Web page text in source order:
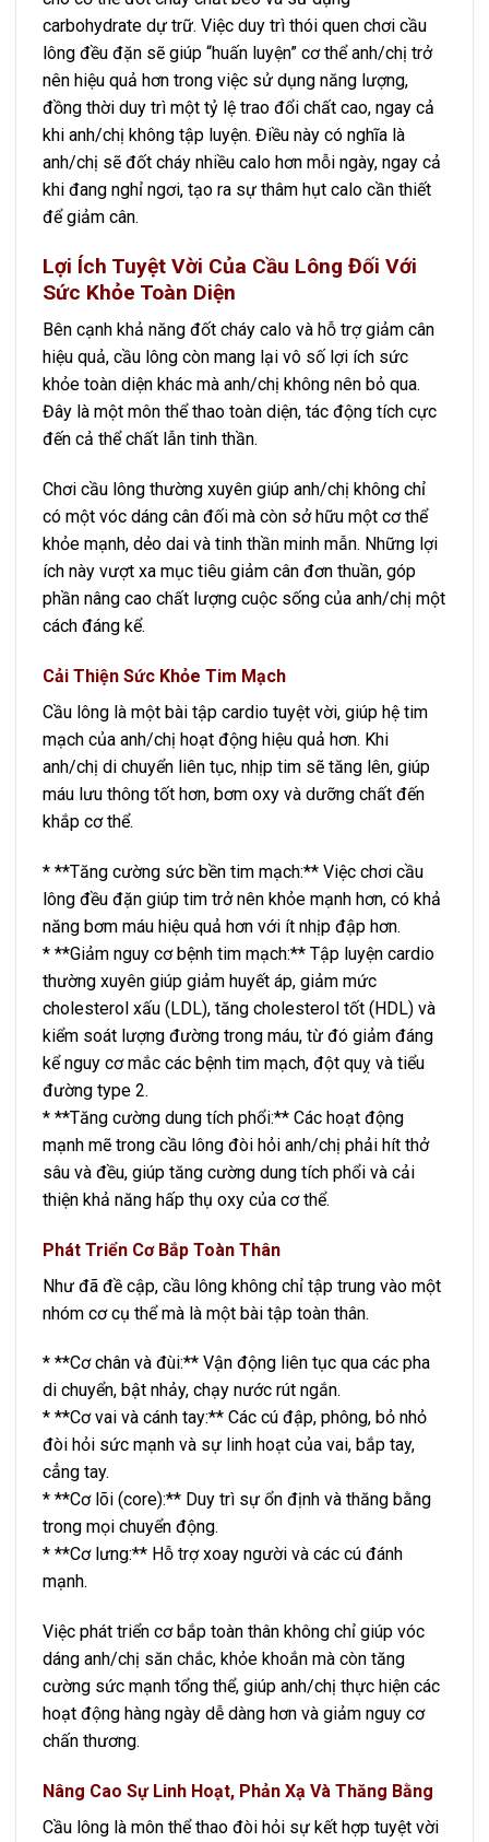
carbohydrate dự trữ. Việc duy trì thói quen chơi cầu
lông đều đặn sẽ giúp “huấn luyện” cơ thể anh/chị trở
nên hiệu quả hơn trong việc sử dụng năng lượng,
đồng thời duy trì một tỷ lệ trao đổi chất cao, ngay cả
khi anh/chị không tập luyện. Điều này có nghĩa là
anh/chị sẽ đốt cháy nhiều calo hơn mỗi ngày, ngay cả
khi đang nghỉ ngơi, tạo ra sự thâm hụt calo cần thiết
để giảm cân.
Lợi Ích Tuyệt Vời Của Cầu Lông Đối Với
Sức Khỏe Toàn Diện
Bên cạnh khả năng đốt cháy calo và hỗ trợ giảm cân
hiệu quả, cầu lông còn mang lại vô số lợi ích sức
khỏe toàn diện khác mà anh/chị không nên bỏ qua.
Đây là một môn thể thao toàn diện, tác động tích cực
đến cả thể chất lẫn tinh thần.
Chơi cầu lông thường xuyên giúp anh/chị không chỉ
có một vóc dáng cân đối mà còn sở hữu một cơ thể
khỏe mạnh, dẻo dai và tinh thần minh mẫn. Những lợi
ích này vượt xa mục tiêu giảm cân đơn thuần, góp
phần nâng cao chất lượng cuộc sống của anh/chị một
cách đáng kể.
Cải Thiện Sức Khỏe Tim Mạch
Cầu lông là một bài tập cardio tuyệt vời, giúp hệ tim
mạch của anh/chị hoạt động hiệu quả hơn. Khi
anh/chị di chuyển liên tục, nhịp tim sẽ tăng lên, giúp
máu lưu thông tốt hơn, bơm oxy và dưỡng chất đến
khắp cơ thể.
* **Tăng cường sức bền tim mạch:** Việc chơi cầu
lông đều đặn giúp tim trở nên khỏe mạnh hơn, có khả
năng bơm máu hiệu quả hơn với ít nhịp đập hơn.
* **Giảm nguy cơ bệnh tim mạch:** Tập luyện cardio
thường xuyên giúp giảm huyết áp, giảm mức
cholesterol xấu (LDL), tăng cholesterol tốt (HDL) và
kiểm soát lượng đường trong máu, từ đó giảm đáng
kể nguy cơ mắc các bệnh tim mạch, đột quỵ và tiểu
đường type 2.
* **Tăng cường dung tích phổi:** Các hoạt động
mạnh mẽ trong cầu lông đòi hỏi anh/chị phải hít thở
sâu và đều, giúp tăng cường dung tích phổi và cải
thiện khả năng hấp thụ oxy của cơ thể.
Phát Triển Cơ Bắp Toàn Thân
Như đã đề cập, cầu lông không chỉ tập trung vào một
nhóm cơ cụ thể mà là một bài tập toàn thân.
* **Cơ chân và đùi:** Vận động liên tục qua các pha
di chuyển, bật nhảy, chạy nước rút ngắn.
* **Cơ vai và cánh tay:** Các cú đập, phông, bỏ nhỏ
đòi hỏi sức mạnh và sự linh hoạt của vai, bắp tay,
cẳng tay.
* **Cơ lõi (core):** Duy trì sự ổn định và thăng bằng
trong mọi chuyển động.
* **Cơ lưng:** Hỗ trợ xoay người và các cú đánh
mạnh.
Việc phát triển cơ bắp toàn thân không chỉ giúp vóc
dáng anh/chị săn chắc, khỏe khoắn mà còn tăng
cường sức mạnh tổng thể, giúp anh/chị thực hiện các
hoạt động hàng ngày dễ dàng hơn và giảm nguy cơ
chấn thương.
Nâng Cao Sự Linh Hoạt, Phản Xạ Và Thăng Bằng
Cầu lông là môn thể thao đòi hỏi sự kết hợp tuyệt vời